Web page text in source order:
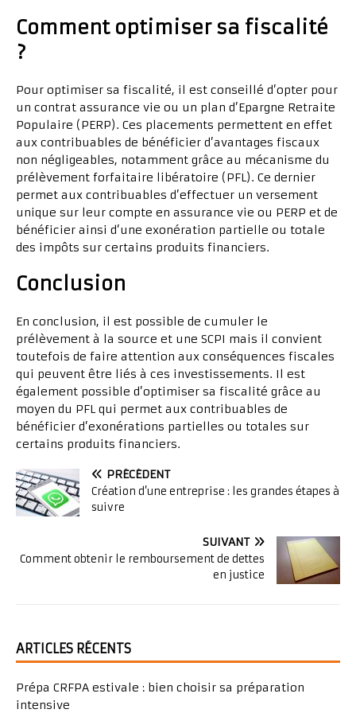
Comment optimiser sa fiscalité
?
Pour optimiser sa fiscalité, il est conseillé d’opter pour
un contrat assurance vie ou un plan d’Epargne Retraite
Populaire (PERP). Ces placements permettent en effet
aux contribuables de bénéficier d’avantages fiscaux
non négligeables, notamment grâce au mécanisme du
prélèvement forfaitaire libératoire (PFL). Ce dernier
permet aux contribuables d’effectuer un versement
unique sur leur compte en assurance vie ou PERP et de
bénéficier ainsi d’une exonération partielle ou totale
des impôts sur certains produits financiers.
Conclusion
En conclusion, il est possible de cumuler le
prélèvement à la source et une SCPI mais il convient
toutefois de faire attention aux conséquences fiscales
qui peuvent être liés à ces investissements. Il est
également possible d’optimiser sa fiscalité grâce au
moyen du PFL qui permet aux contribuables de
bénéficier d’exonérations partielles ou totales sur
certains produits financiers.
PRÉCÉDENT
Création d’une entreprise : les grandes étapes à
suivre
SUIVANT
Comment obtenir le remboursement de dettes
en justice
ARTICLES RÉCENTS
Prépa CRFPA estivale : bien choisir sa préparation
intensive